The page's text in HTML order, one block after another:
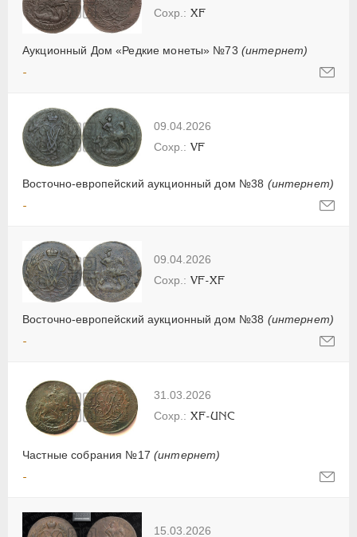
Аукционный Дом «Редкие монеты» №73 (интернет)
XF
-
09.04.2026
Восточно-европейский аукционный дом №38 (интернет)
VF
-
09.04.2026
Восточно-европейский аукционный дом №38 (интернет)
VF-XF
-
31.03.2026
Частные собрания №17 (интернет)
XF-UNC
-
15.03.2026